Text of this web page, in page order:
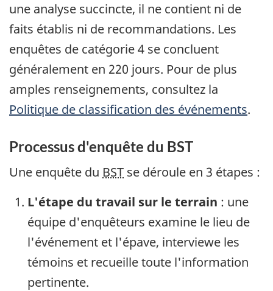
une analyse succincte, il ne contient ni de
faits établis ni de recommandations. Les
enquêtes de catégorie 4 se concluent
généralement en 220 jours. Pour de plus
amples renseignements, consultez la
Politique de classification des événements.
Processus d'enquête du BST
Une enquête du BST se déroule en 3 étapes :
L'étape du travail sur le terrain : une
équipe d'enquêteurs examine le lieu de
l'événement et l'épave, interviewe les
témoins et recueille toute l'information
pertinente.